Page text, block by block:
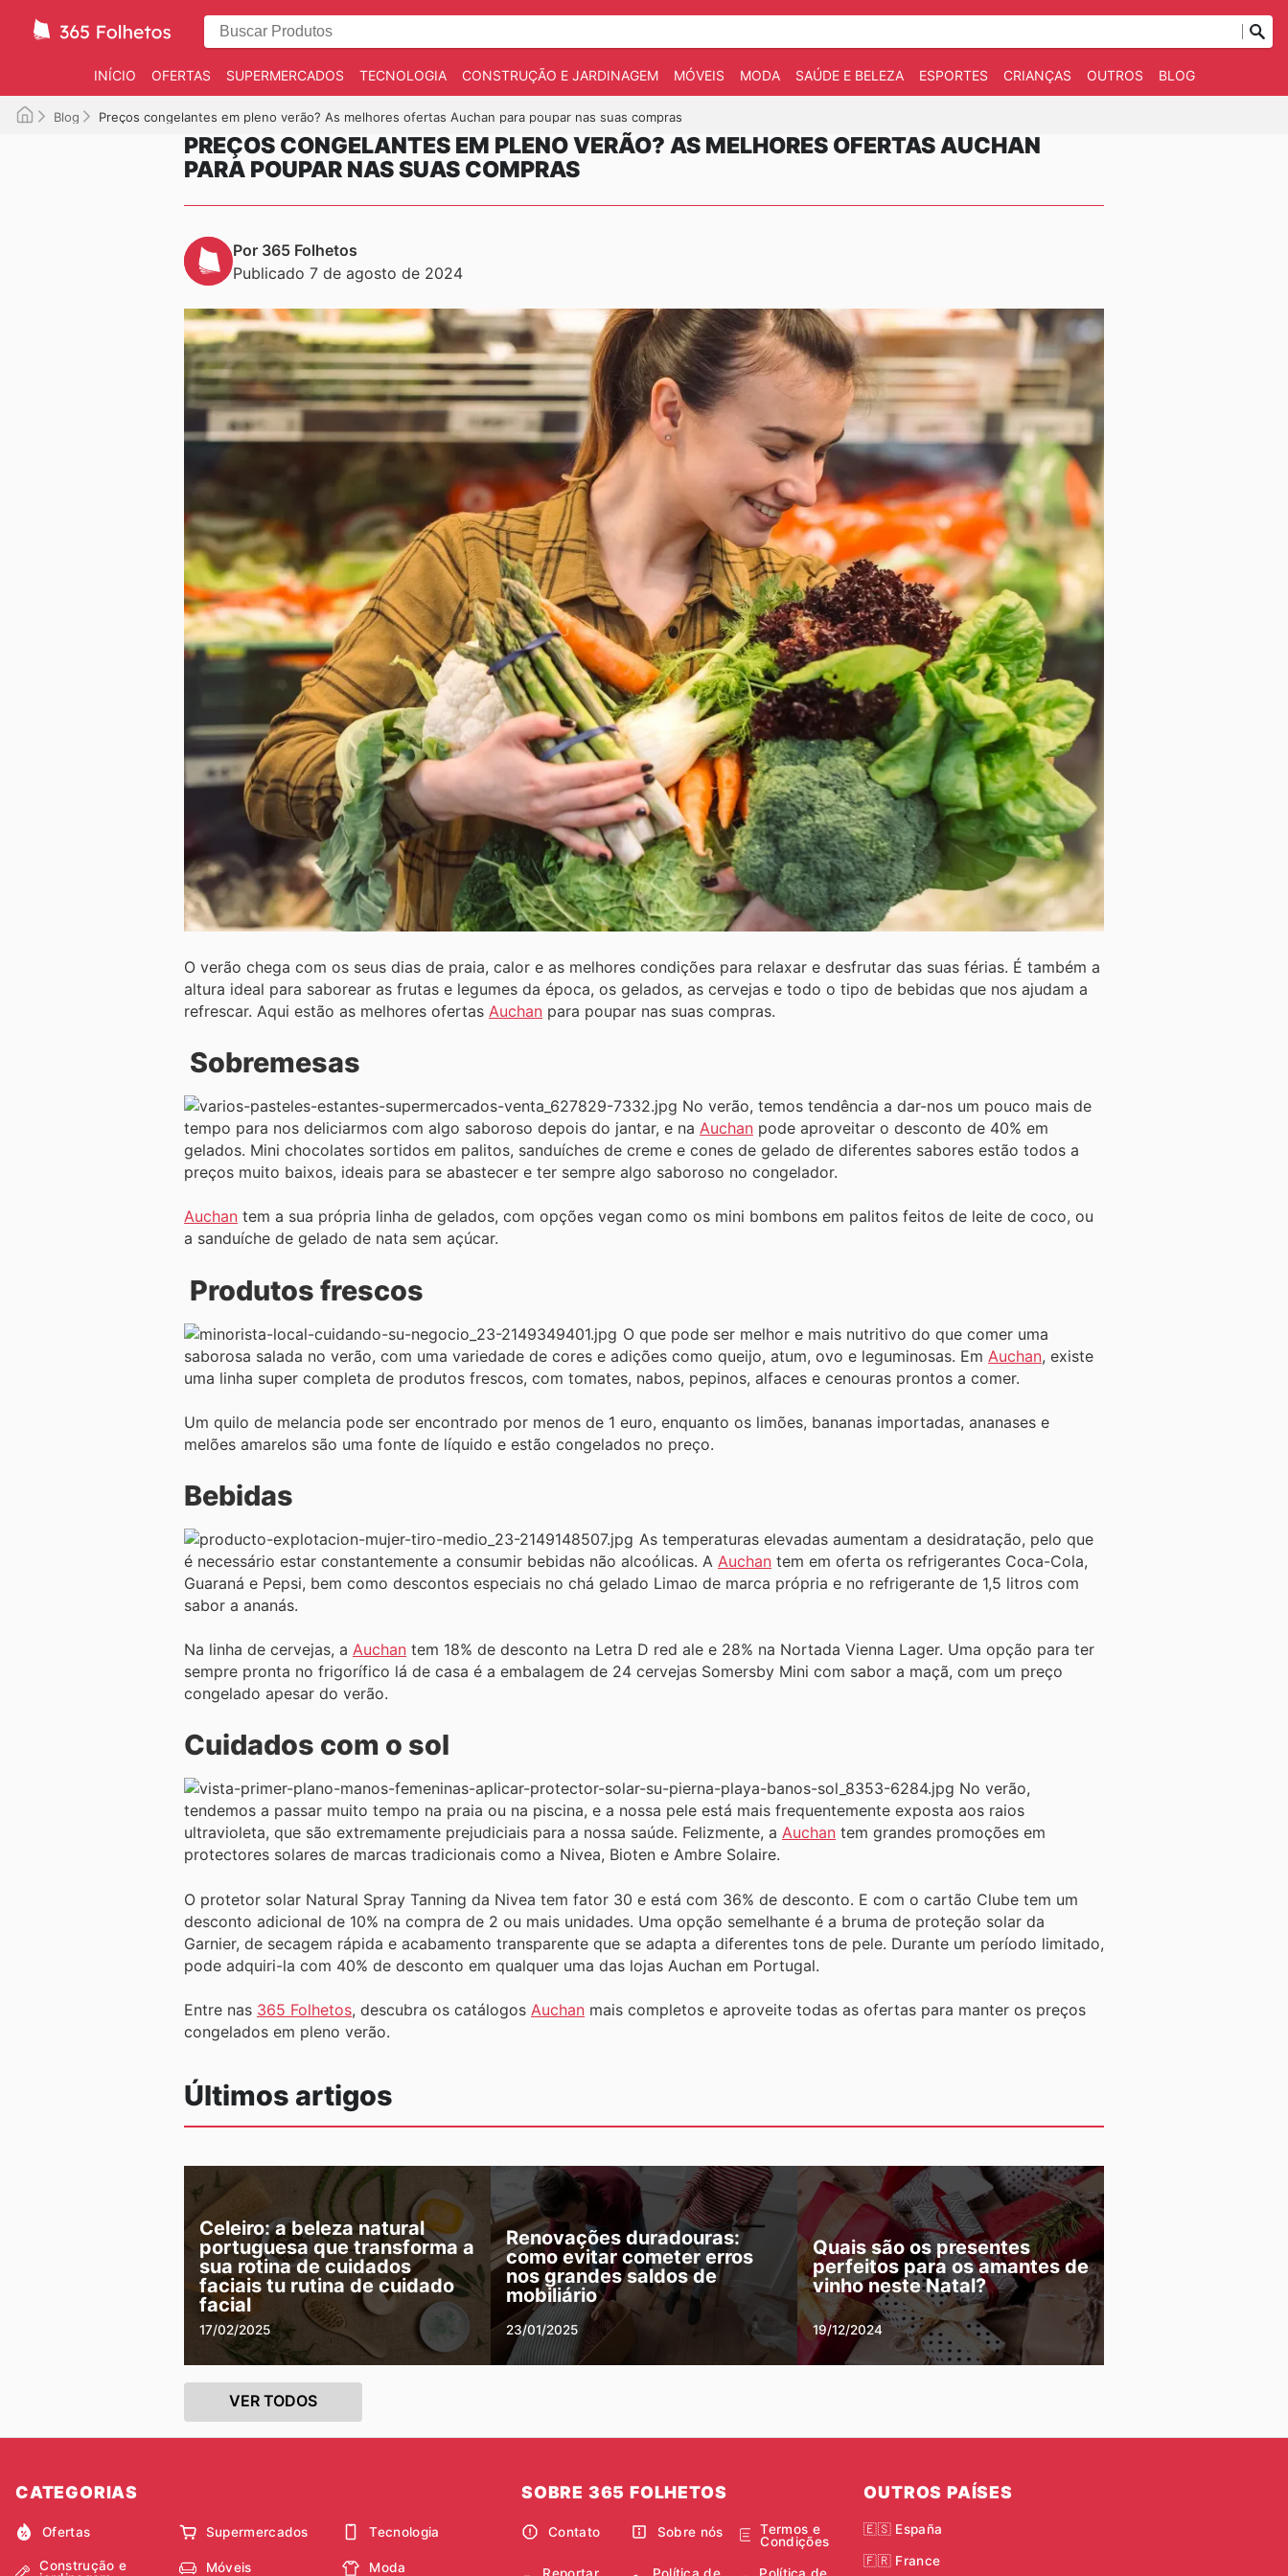
INÍCIO OFERTAS SUPERMERCADOS TECNOLOGIA CONSTRUÇÃO E JARDINAGEM MÓVEIS MODA SAÚDE E BELEZA ESPORTES CRIANÇAS OUTROS BLOG
Blog Preços congelantes em pleno verão? As melhores ofertas Auchan para poupar nas suas compras
PREÇOS CONGELANTES EM PLENO VERÃO? AS MELHORES OFERTAS AUCHAN
PARA POUPAR NAS SUAS COMPRAS
Por 365 Folhetos
Publicado 7 de agosto de 2024
O verão chega com os seus dias de praia, calor e as melhores condições para relaxar e desfrutar das suas férias. É também a
altura ideal para saborear as frutas e legumes da época, os gelados, as cervejas e todo o tipo de bebidas que nos ajudam a
refrescar. Aqui estão as melhores ofertas Auchan para poupar nas suas compras.
Sobremesas
No verão, temos tendência a dar-nos um pouco mais de
tempo para nos deliciarmos com algo saboroso depois do jantar, e na Auchan pode aproveitar o desconto de 40% em
gelados. Mini chocolates sortidos em palitos, sanduíches de creme e cones de gelado de diferentes sabores estão todos a
preços muito baixos, ideais para se abastecer e ter sempre algo saboroso no congelador.
Auchan tem a sua própria linha de gelados, com opções vegan como os mini bombons em palitos feitos de leite de coco, ou
a sanduíche de gelado de nata sem açúcar.
Produtos frescos
O que pode ser melhor e mais nutritivo do que comer uma
saborosa salada no verão, com uma variedade de cores e adições como queijo, atum, ovo e leguminosas. Em Auchan, existe
uma linha super completa de produtos frescos, com tomates, nabos, pepinos, alfaces e cenouras prontos a comer.
Um quilo de melancia pode ser encontrado por menos de 1 euro, enquanto os limões, bananas importadas, ananases e
melões amarelos são uma fonte de líquido e estão congelados no preço.
Bebidas
As temperaturas elevadas aumentam a desidratação, pelo que
é necessário estar constantemente a consumir bebidas não alcoólicas. A Auchan tem em oferta os refrigerantes Coca-Cola,
Guaraná e Pepsi, bem como descontos especiais no chá gelado Limao de marca própria e no refrigerante de 1,5 litros com
sabor a ananás.
Na linha de cervejas, a Auchan tem 18% de desconto na Letra D red ale e 28% na Nortada Vienna Lager. Uma opção para ter
sempre pronta no frigorífico lá de casa é a embalagem de 24 cervejas Somersby Mini com sabor a maçã, com um preço
congelado apesar do verão.
Cuidados com o sol
No verão,
tendemos a passar muito tempo na praia ou na piscina, e a nossa pele está mais frequentemente exposta aos raios
ultravioleta, que são extremamente prejudiciais para a nossa saúde. Felizmente, a Auchan tem grandes promoções em
protectores solares de marcas tradicionais como a Nivea, Bioten e Ambre Solaire.
O protetor solar Natural Spray Tanning da Nivea tem fator 30 e está com 36% de desconto. E com o cartão Clube tem um
desconto adicional de 10% na compra de 2 ou mais unidades. Uma opção semelhante é a bruma de proteção solar da
Garnier, de secagem rápida e acabamento transparente que se adapta a diferentes tons de pele. Durante um período limitado,
pode adquiri-la com 40% de desconto em qualquer uma das lojas Auchan em Portugal.
Entre nas 365 Folhetos, descubra os catálogos Auchan mais completos e aproveite todas as ofertas para manter os preços
congelados em pleno verão.
Últimos artigos
Celeiro: a beleza natural
portuguesa que transforma a
sua rotina de cuidados
faciais tu rutina de cuidado
facial
17/02/2025
Renovações duradouras:
como evitar cometer erros
nos grandes saldos de
mobiliário
23/01/2025
Quais são os presentes
perfeitos para os amantes de
vinho neste Natal?
19/12/2024
VER TODOS
CATEGORIAS
Ofertas Supermercados Tecnologia
Construção e
Móveis Moda
SOBRE 365 FOLHETOS
Contato Sobre nós
Termos e
Condições
Reportar Política de Política de
OUTROS PAÍSES
🇪🇸 España
🇫🇷 France